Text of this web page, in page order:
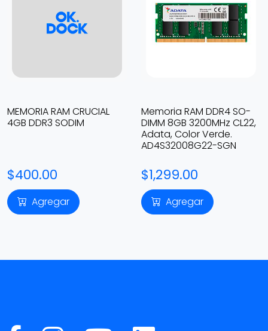
MEMORIA RAM CRUCIAL
4GB DDR3 SODIM
$400.00
Agregar
Memoria RAM DDR4 SO-
DIMM 8GB 3200MHz CL22,
Adata, Color Verde.
AD4S32008G22-SGN
$1,299.00
Agregar